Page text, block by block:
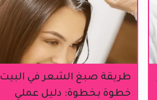
طريقة صبغ الشعر في البيت
خطوة بخطوة: دليل عملي